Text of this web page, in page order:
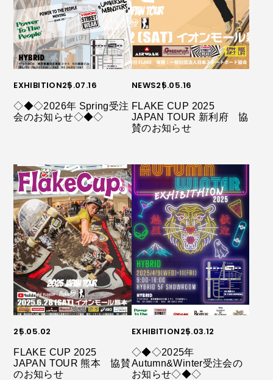
EXHIBITION25.07.16
◇◆◇2026年 Spring受注
会のお知らせ◇◆◇
NEWS25.05.16
FLAKE CUP 2025
JAPAN TOUR 新利府 協
賛のお知らせ
25.05.02
FLAKE CUP 2025
JAPAN TOUR 熊本 協賛
のお知らせ
EXHIBITION25.03.12
◇◆◇2025年
Autumn&Winter受注会の
お知らせ◇◆◇